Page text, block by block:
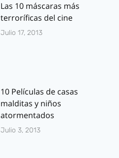
Las 10 máscaras más
terroríficas del cine
Julio 17, 2013
10 Películas de casas
malditas y niños
atormentados
Julio 3, 2013